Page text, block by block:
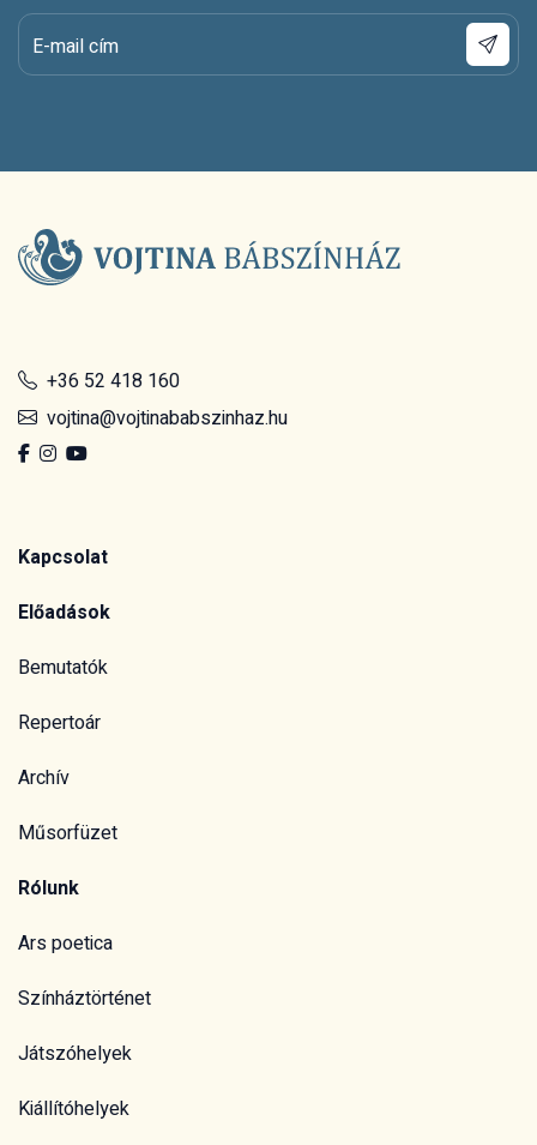
E-mail cím
+36 52 418 160
vojtina@vojtinababszinhaz.hu
Kapcsolat
Előadások
Bemutatók
Repertoár
Archív
Műsorfüzet
Rólunk
Ars poetica
Színháztörténet
Játszóhelyek
Kiállítóhelyek